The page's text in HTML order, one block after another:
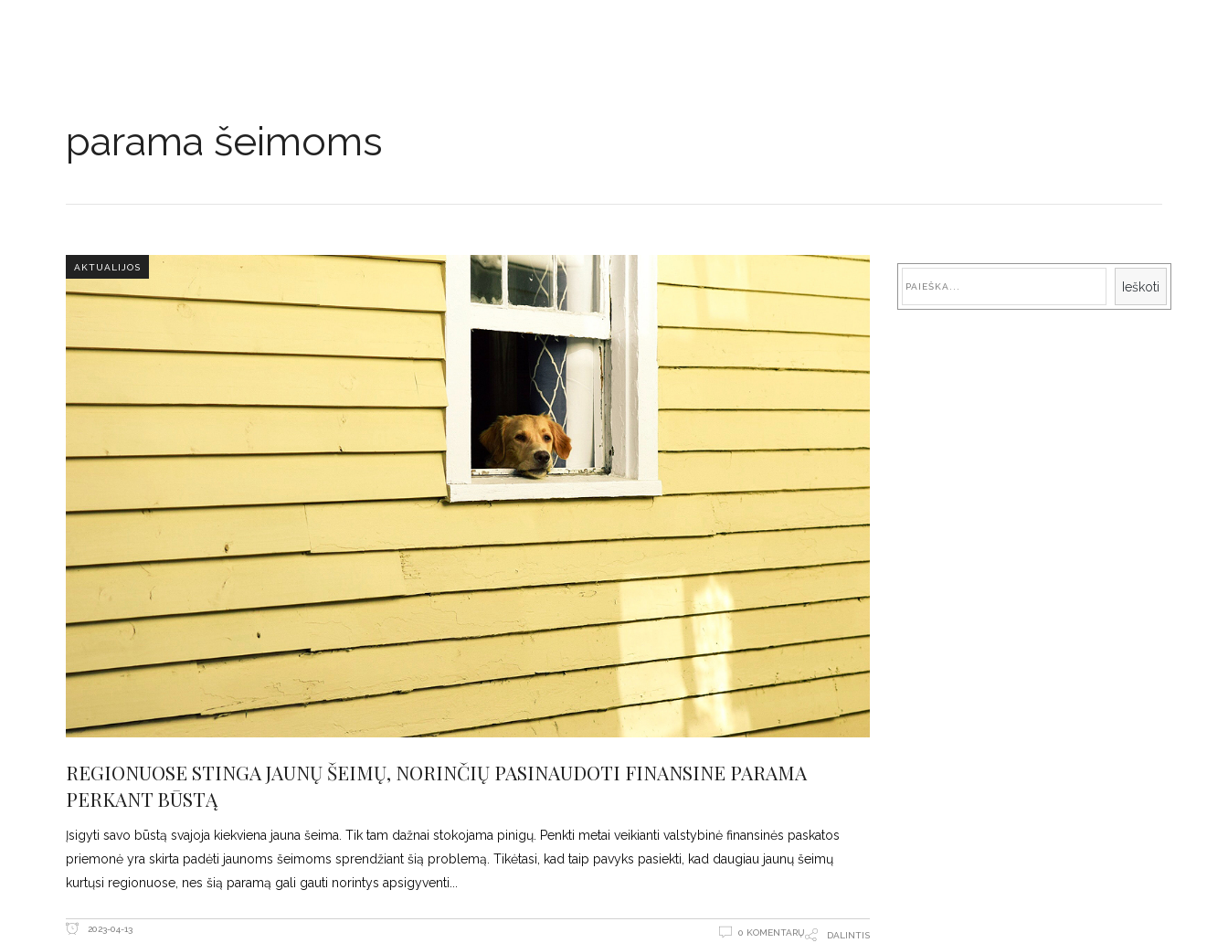
parama šeimoms
AKTUALIJOS
REGIONUOSE STINGA JAUNŲ ŠEIMŲ, NORINČIŲ PASINAUDOTI FINANSINE PARAMA
PERKANT BŪSTĄ
Įsigyti savo būstą svajoja kiekviena jauna šeima. Tik tam dažnai stokojama pinigų. Penkti metai veikianti valstybinė finansinės paskatos
priemonė yra skirta padėti jaunoms šeimoms sprendžiant šią problemą. Tikėtasi, kad taip pavyks pasiekti, kad daugiau jaunų šeimų
kurtųsi regionuose, nes šią paramą gali gauti norintys apsigyventi
2023-04-13 0 KOMENTARŲ DALINTIS
Ieškoti